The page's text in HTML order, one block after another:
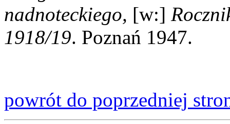
nadnoteckiego, [w:]
1918/19. Poznań 1947.
powrót do poprzedniej